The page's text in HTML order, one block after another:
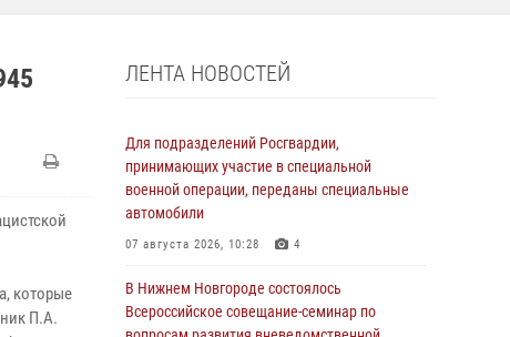
которые
П.А.
ЛЕНТА НОВОСТЕЙ
Для подразделений Росгвардии,
принимающих участие в специальной
военной операции, переданы специальные
автомобили
07 августа 2026, 10:28 4
В Нижнем Новгороде состоялось
Всероссийское совещание-семинар по